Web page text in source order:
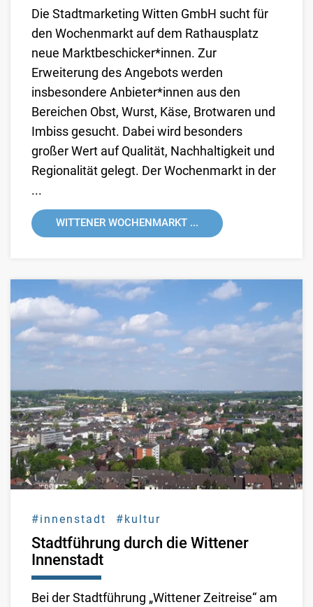
Die Stadtmarketing Witten GmbH sucht für
den Wochenmarkt auf dem Rathausplatz
neue Marktbeschicker*innen. Zur
Erweiterung des Angebots werden
insbesondere Anbieter*innen aus den
Bereichen Obst, Wurst, Käse, Brotwaren und
Imbiss gesucht. Dabei wird besonders
großer Wert auf Qualität, Nachhaltigkeit und
Regionalität gelegt. Der Wochenmarkt in der
...
WITTENER WOCHENMARKT ...
#innenstadt #kultur
Stadtführung durch die Wittener
Innenstadt
Bei der Stadtführung „Wittener Zeitreise“ am